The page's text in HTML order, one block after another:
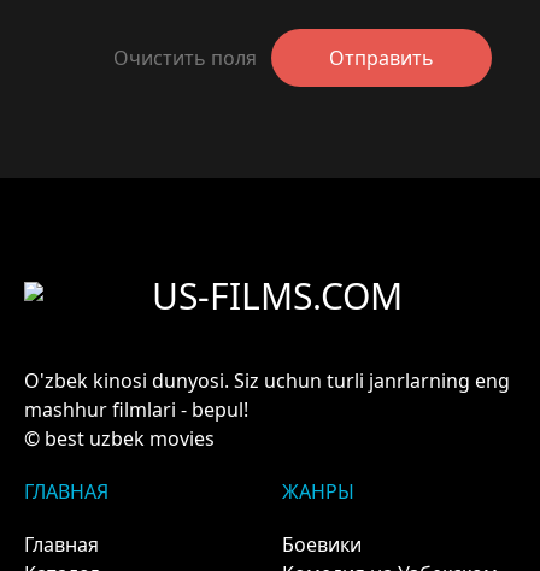
Очистить поля Отправить
US-FILMS.COM
O'zbek kinosi dunyosi. Siz uchun turli janrlarning eng
mashhur filmlari - bepul!
© best uzbek movies
ГЛАВНАЯ
Главная
ЖАНРЫ
Боевики